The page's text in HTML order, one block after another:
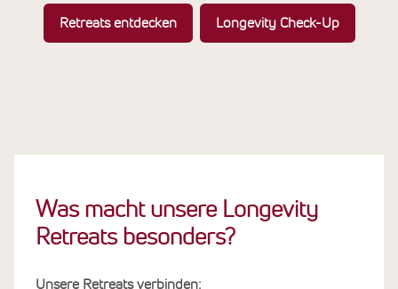
Retreats entdecken Longevity Check-Up
Was macht unsere Longevity
Retreats besonders?
Unsere Retreats verbinden: